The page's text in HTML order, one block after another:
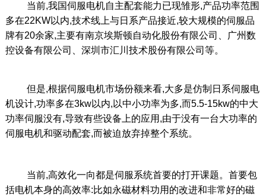
当前,我国伺服电机自主配套能力已现雏形,产品功率范围
多在22KW以内,技术线上与日系产品接近,较大规模的伺服品
牌有20余家,主要有南京埃斯顿自动化股份有限公司、广州数
控设备有限公司、深圳市汇川技术股份有限公司等。
但是,根据伺服电机市场份额来看,大多是仿制日系伺服电
机设计,功率多在3kw以内,以中小功率为多,而5.5-15kw的中大
功率伺服没有,导致有些设备上的应用,由于没有一台大功率的
伺服电机和驱动配套,而被迫放弃掉整个系统。
当前,高效化一向都是伺服系统首要的打开课题。首要包
括电机本身的高效率:比如永磁材料功用的改进和非常好的磁